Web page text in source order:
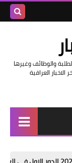
والوظائف وغيرها
العراقية